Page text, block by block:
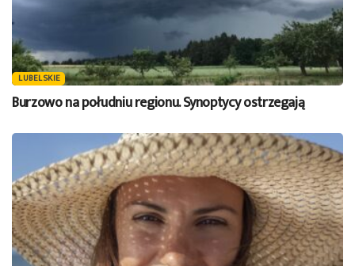
LUBELSKIE
Burzowo na południu regionu. Synoptycy ostrzegają